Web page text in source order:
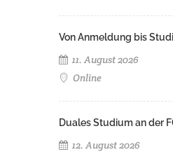
Von Anmeldung bis
11. August 2026
Online
Duales Studium an der
12. August 2026